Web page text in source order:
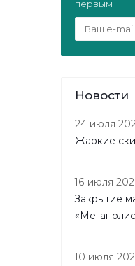
первым
Новости
24 июля
Жаркие
16 июля
Закрытие
10 июля